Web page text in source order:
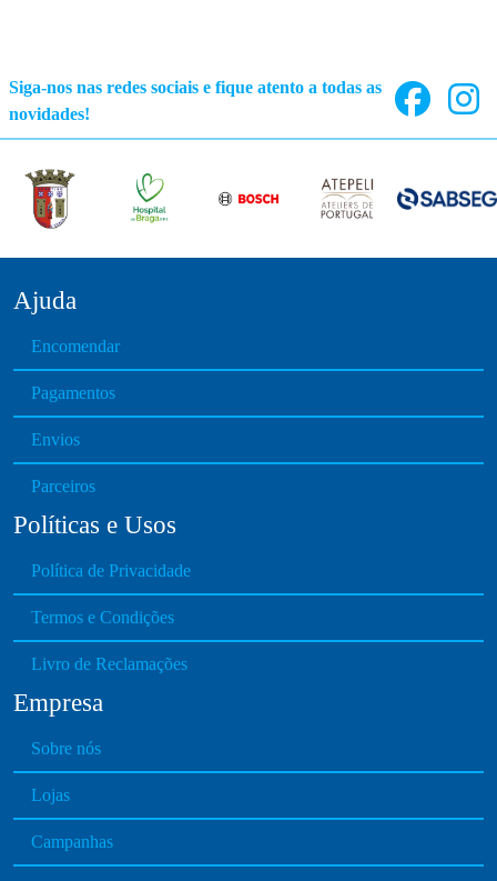
Siga-nos nas redes sociais e fique atento a todas as
novidades!
Ajuda
Encomendar
Pagamentos
Envios
Parceiros
Políticas e Usos
Política de Privacidade
Termos e Condições
Livro de Reclamações
Empresa
Sobre nós
Lojas
Campanhas